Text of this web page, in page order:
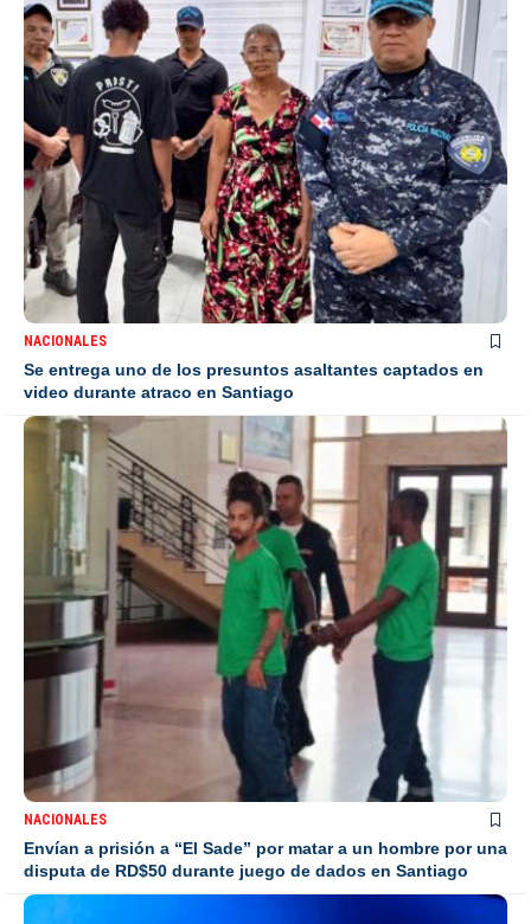
NACIONALES
Se entrega uno de los presuntos asaltantes captados en
video durante atraco en Santiago
NACIONALES
Envían a prisión a “El Sade” por matar a un hombre por una
disputa de RD$50 durante juego de dados en Santiago